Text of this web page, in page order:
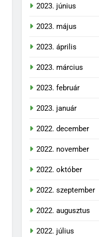
2023. június
2023. május
2023. április
2023. március
2023. február
2023. január
2022. december
2022. november
2022. október
2022. szeptember
2022. augusztus
2022. július